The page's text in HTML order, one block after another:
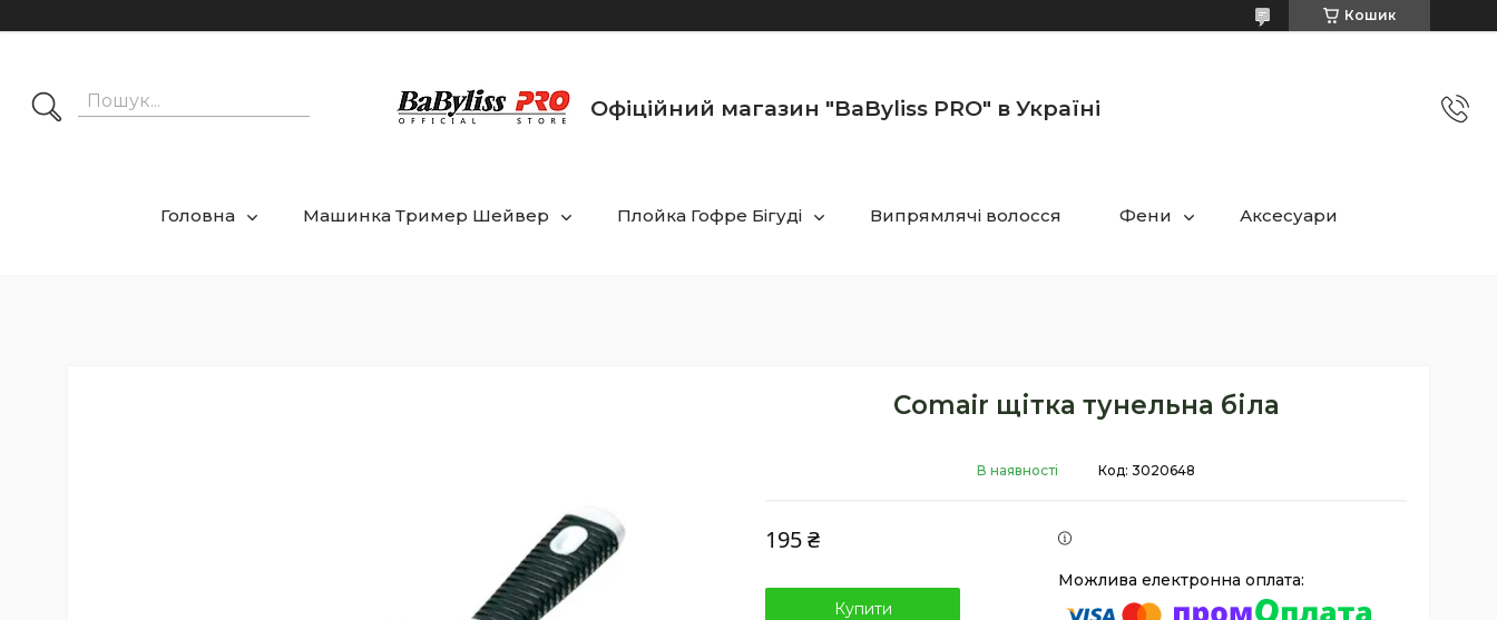
Кошик
Офіційний магазин "BaByliss PRO" в Україні
Головна Машинка Тример Шейвер Плойка Гофре Бігуді Випрямлячі волосся Фени Аксесуари
Comair щітка тунельна біла
В наявності Код: 3020648
195 ₴
Купити